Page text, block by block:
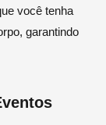
você tenha
garantindo